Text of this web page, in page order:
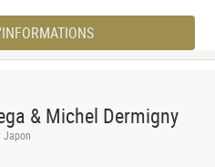
& Michel Dermigny
Japon